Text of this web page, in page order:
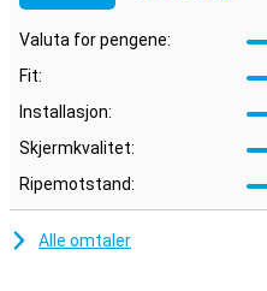
Valuta for pengene:
Fit:
Installasjon:
Skjermkvalitet:
Ripemotstand:
Alle omtaler